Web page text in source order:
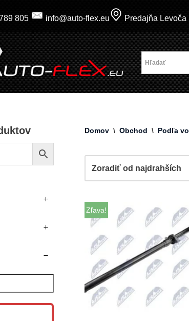
805 info@auto-flex.eu Predajňa Levoča
Domov \ Obchod \ Podľa
Zľava!